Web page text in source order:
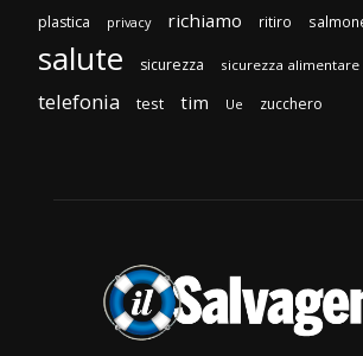
plastica privacy richiamo ritiro
salute sicurezza sicurezza alimentare
telefonia test tim Ue zucchero